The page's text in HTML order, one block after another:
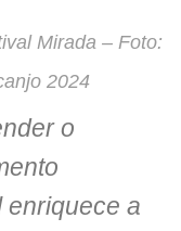
Mirada – Foto:
2024
o
enriquece a